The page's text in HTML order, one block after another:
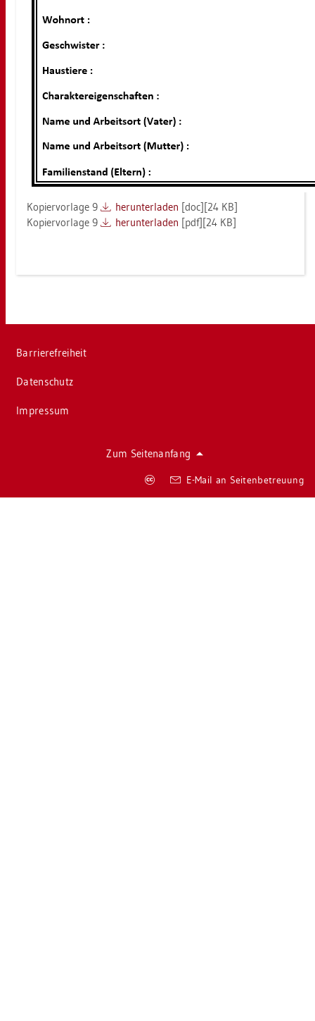
Ko­pier­vor­la­ge 9 her­un­ter­la­den [doc][24 KB]
Ko­pier­vor­la­ge 9
her­un­ter­la­den [pdf][24 KB]
Bar­rie­re­frei­heit
Da­ten­schutz
Im­pres­sum
Zum Sei­ten­an­fang
E-Mail an Sei­ten­be­treu­ung
Co­